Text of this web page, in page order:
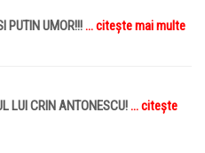
PUTIN UMOR!!!... citește mai multe
LUI CRIN ANTONESCU!... citește